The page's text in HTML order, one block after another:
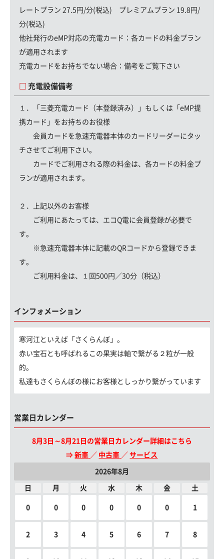
レートプラン 27.5円/分(税込) プレミアムプラン 19.8円/
分(税込)
他社発行のeMP対応の充電カード：各カードの料金プラン
が適用されます
充電カードをお持ちでない場合：備考をご覧下さい
充電設備備考
１．「三菱充電カード（本登録済み）」もしくは「eMP提
携カード」をお持ちのお役様
会員カードを急速充電器本体のカードリーダーにタッ
チさせてご利用下さい。
カードでご利用される際の料金は、各カードの料金プ
ランが適用されます。
２．上記以外のお客様
ご利用にあたっては、エコQ電に会員登録が必要で
す。
※急速充電器本体に記載のQRコードから登録できま
す。
ご利用料金は、１回500円／30分（税込）
インフォメーション
寒河江といえば「さくらんぼ」。
赤い宝石とも呼ばれるこの果実は軸で繋がる２粒が一般
的。
私達もさくらんぼの様にお客様としっかり繋がっています
営業日カレンダー
8月3日～8月21日の営業日カレンダー詳細はこちら
⇒新車 ／ 中古車 ／サービス
2026年8月
日 月 火 水 木 金 土
0 0 0 0 0 0 1
2 3 4 5 6 7 8